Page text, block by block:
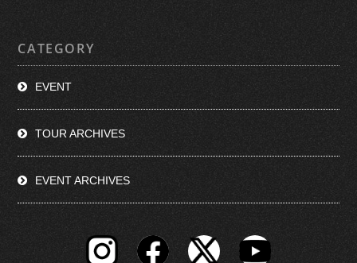
CATEGORY
EVENT
TOUR ARCHIVES
EVENT ARCHIVES